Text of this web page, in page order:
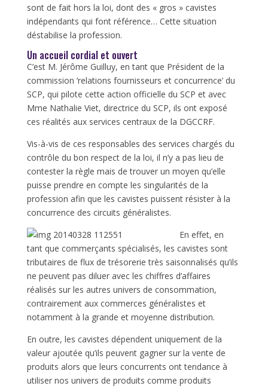
sont de fait hors la loi, dont des « gros » cavistes
indépendants qui font référence… Cette situation
déstabilise la profession.
Un accueil cordial et ouvert
C’est M. Jérôme Guilluy, en tant que Président de la
commission ‘relations fournisseurs et concurrence’ du
SCP, qui pilote cette action officielle du SCP et avec
Mme Nathalie Viet, directrice du SCP, ils ont exposé
ces réalités aux services centraux de la DGCCRF.
Vis-à-vis de ces responsables des services chargés du
contrôle du bon respect de la loi, il n’y a pas lieu de
contester la règle mais de trouver un moyen qu’elle
puisse prendre en compte les singularités de la
profession afin que les cavistes puissent résister à la
concurrence des circuits généralistes.
En effet, en
tant que commerçants spécialisés, les cavistes sont
tributaires de flux de trésorerie très saisonnalisés qu’ils
ne peuvent pas diluer avec les chiffres d’affaires
réalisés sur les autres univers de consommation,
contrairement aux commerces généralistes et
notamment à la grande et moyenne distribution.
En outre, les cavistes dépendent uniquement de la
valeur ajoutée qu’ils peuvent gagner sur la vente de
produits alors que leurs concurrents ont tendance à
utiliser nos univers de produits comme produits